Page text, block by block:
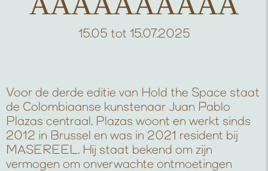
15.05 tot 15.07.2025
Voor de derde editie van Hold the Space staat
de Colombiaanse kunstenaar Juan Pablo
Plazas centraal. Plazas woont en werkt sinds
2012 in Brussel en was in 2021 resident bij
MASEREEL. Hij staat bekend om zijn
vermogen om onverwachte ontmoetingen